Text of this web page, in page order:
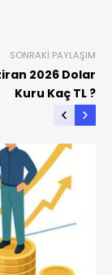
SONRAKI PAYLAŞIM
2026 Dolar
Kuru Kaç TL ?